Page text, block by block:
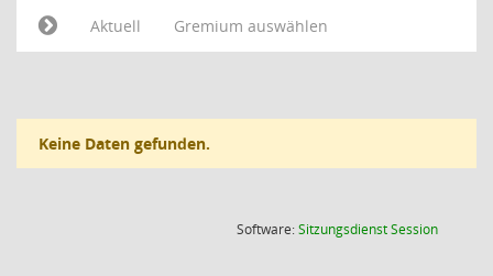
Aktuell
Gremium auswählen
Keine Daten gefunden.
Software:SitzungsdienstSession(Wird in